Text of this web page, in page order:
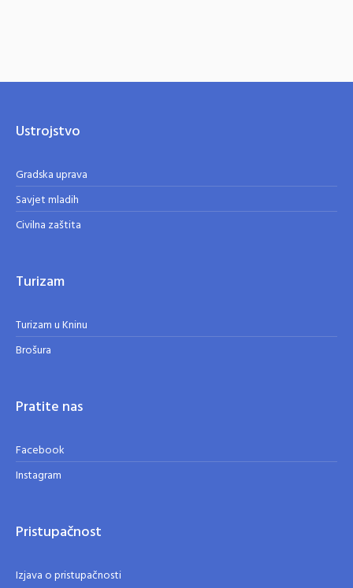
Ustrojstvo
Gradska uprava
Savjet mladih
Civilna zaštita
Turizam
Turizam u Kninu
Brošura
Pratite nas
Facebook
Instagram
Pristupačnost
Izjava o pristupačnosti